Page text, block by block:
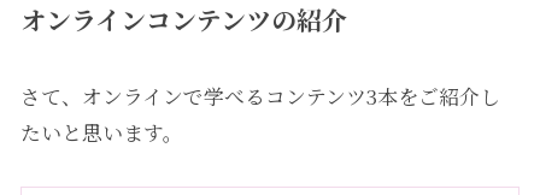
オンラインコンテンツの紹介
さて、オンラインで学べるコンテンツ3本をご紹介し
たいと思います。